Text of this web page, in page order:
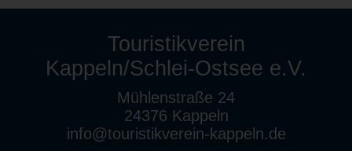
Touristikverein
Kappeln/Schlei-Ostsee e.V.
Mühlenstraße 24
24376 Kappeln
info@touristikverein-kappeln.de